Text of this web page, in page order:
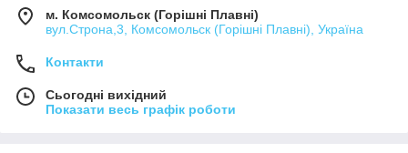
м. Комсомольск (Горішні Плавні)
вул.Строна,3, Комсомольск (Горішні Плавні), Україна
Контакти
Сьогодні вихідний
Показати весь графік роботи